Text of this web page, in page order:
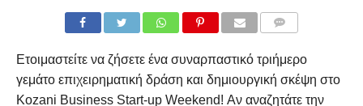
Ετοιμαστείτε να ζήσετε ένα συναρπαστικό τριήμερο
γεμάτο επιχειρηματική δράση και δημιουργική σκέψη στο
Kozani Business Start-up Weekend! Αν αναζητάτε την